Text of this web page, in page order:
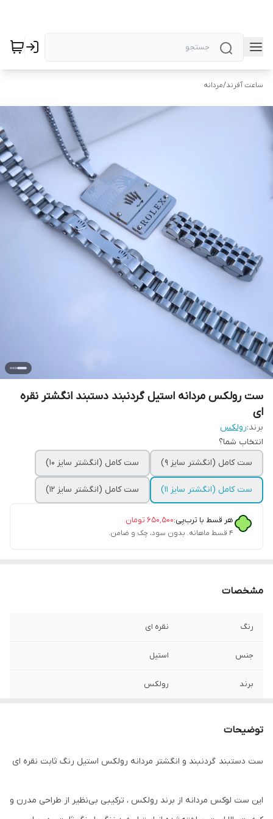
ساعت آفرند/مردانه
ست رولکس مردانه استیل گردنبند دستبند انگشتر نقره
ای
برند:رولکس
انتخاب شما؟
ست کامل (انگشتر سایز ۹)
ست کامل (انگشتر سایز ۱۰)
ست کامل (انگشتر سایز ۱۱) ست کامل (انگشتر سایز ۱۲)
هر قسط با ترب‌پی:۶۵۰٬۵۰۰ تومان
۴ قسط ماهانه. بدون سود، چک و ضامن.
مشخصات
رنگ نقره ای
جنس استیل
برند رولکس
دوام رنگ ثابت
توضیحات
ست دستبند گردنبند و انگشتر مردانه رولکس استیل رنگ ثابت نقره ای
این ست لوکس مردانه از برند رولکس ، ترکیبی بی‌نظیر از طراحی مدرن و